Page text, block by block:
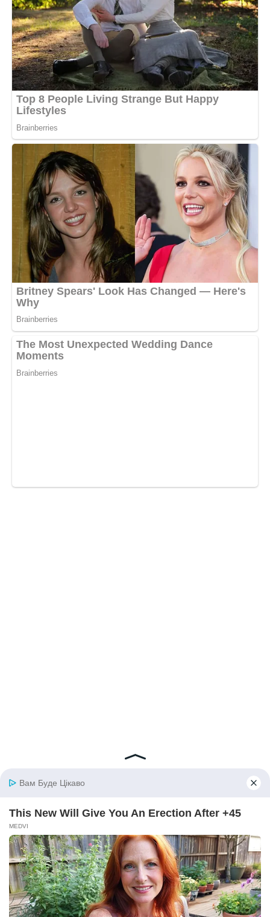
© 2026 iBilingua
Політика конфіденційності та умови користування
сайтом (Privacy Policy)